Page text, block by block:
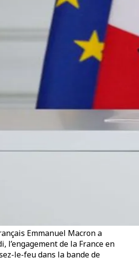
Emmanuel Macron a
l’engagement de la France en
le-feu dans la bande de